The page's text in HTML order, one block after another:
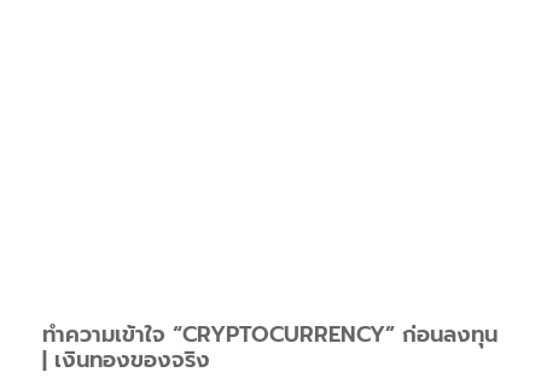
ทำความเข้าใจ “CRYPTOCURRENCY” ก่อนลงทุน
| เงินทองของจริง